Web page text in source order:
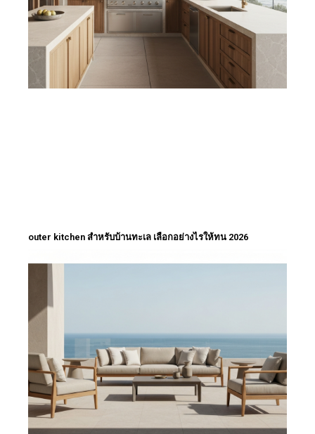
outer kitchen สำหรับบ้านทะเล เลือกอย่างไรให้ทน 2026